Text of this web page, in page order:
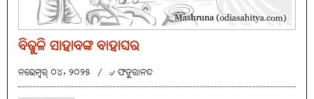
ବିଜୁଳି ସାହାବଙ୍କ ବାହାଘର
ନଭେମ୍ବର୍ ୦୪, ୨୦୨୫ / ୰ ଫତୁରାନନ୍ଦ